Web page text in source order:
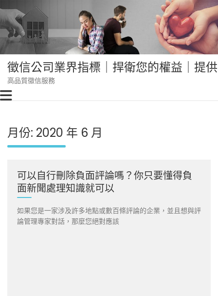
to
content
徵信公司業界指標｜捍衛您的權益｜提
高品質徵信服務
月份: 2020 年 6 月
可以自行刪除負面評論嗎？你只要懂得負
面新聞處理知識就可以
如果您是一家涉及許多地點或數百條評論的企業，並且想與評
論管理專家對話，那麼您絕對應該